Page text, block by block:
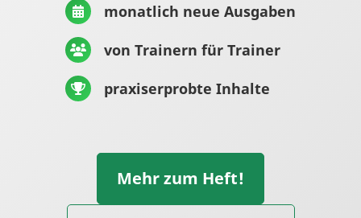
monatlich neue Ausgaben
von Trainern für Trainer
praxiserprobte Inhalte
Mehr zum Heft!